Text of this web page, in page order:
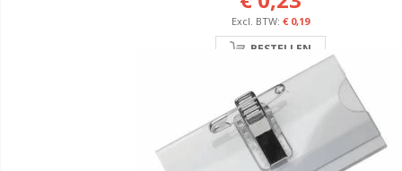
€ 0,19
BESTELLEN